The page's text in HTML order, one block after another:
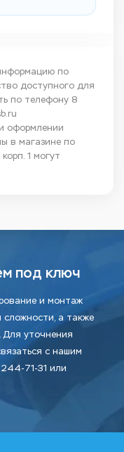
по
доступного для
по телефону 8
оформлении
в магазине по
1 могут
под ключ
и монтаж
сложности, а также
Для уточнения
с нашим
71-31 или